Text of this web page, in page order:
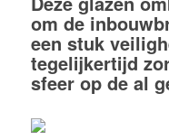
om de
een stuk
tegelijkertijd
sfeer op de al